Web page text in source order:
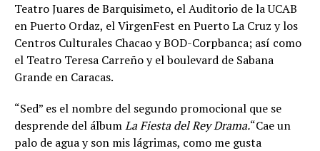
Teatro Juares de Barquisimeto, el Auditorio de la UCAB
en Puerto Ordaz, el VirgenFest en Puerto La Cruz y los
Centros Culturales Chacao y BOD-Corpbanca; así como
el Teatro Teresa Carreño y el boulevard de Sabana
Grande en Caracas.
“Sed” es el nombre del segundo promocional que se
desprende del álbumLa Fiesta del Rey Drama.“Cae un
palo de agua y son mis lágrimas, como me gusta